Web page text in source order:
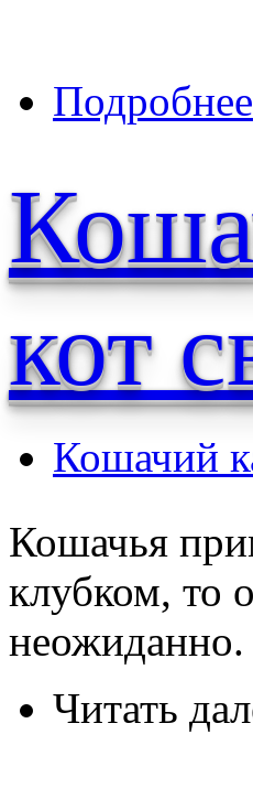
Подробнее
кот
Кошачий
Кошачья
клубком, то
неожиданно.
Читать